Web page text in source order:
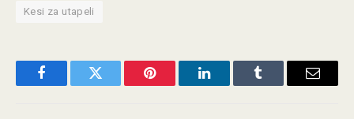
Kesi za utapeli
FacebookTwitter Pinterest LinkedInTumblr Email